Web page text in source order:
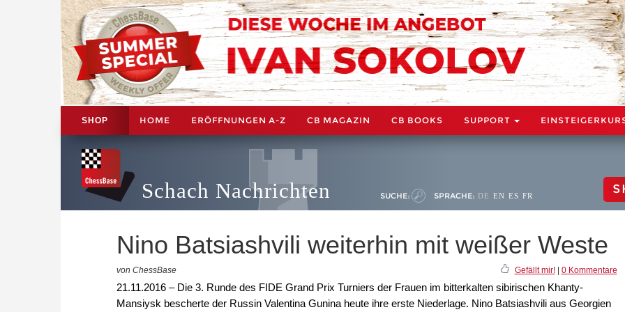
SHOP HOME ERÖFFNUNGEN A-Z CB MAGAZIN CB BOOKS SUPPORT
Schach Nachrichten SUCHE: SPRACHE: DE EN ES FR
Nino Batsiashvili weiterhin mit weißer Weste
von ChessBase Gefällt mir!| 0 Kommentare
21.11.2016 – Die 3. Runde des FIDE Grand Prix Turniers der Frauen im bitterkalten sibirischen Khanty-
Mansiysk bescherte der Russin Valentina Gunina heute ihre erste Niederlage. Nino Batsiashvili aus Georgien